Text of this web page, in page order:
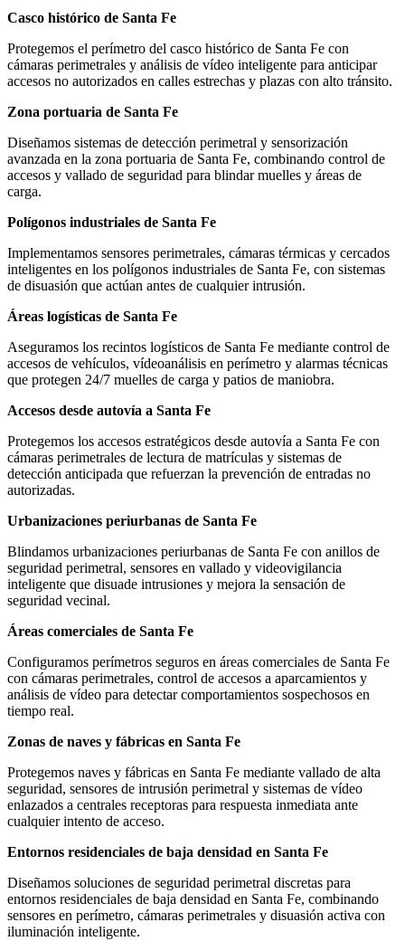
Casco histórico de Santa Fe
Protegemos el perímetro del casco histórico de Santa Fe con
cámaras perimetrales y análisis de vídeo inteligente para anticipar
accesos no autorizados en calles estrechas y plazas con alto tránsito.
Zona portuaria de Santa Fe
Diseñamos sistemas de detección perimetral y sensorización
avanzada en la zona portuaria de Santa Fe, combinando control de
accesos y vallado de seguridad para blindar muelles y áreas de
carga.
Polígonos industriales de Santa Fe
Implementamos sensores perimetrales, cámaras térmicas y cercados
inteligentes en los polígonos industriales de Santa Fe, con sistemas
de disuasión que actúan antes de cualquier intrusión.
Áreas logísticas de Santa Fe
Aseguramos los recintos logísticos de Santa Fe mediante control de
accesos de vehículos, vídeoanálisis en perímetro y alarmas técnicas
que protegen 24/7 muelles de carga y patios de maniobra.
Accesos desde autovía a Santa Fe
Protegemos los accesos estratégicos desde autovía a Santa Fe con
cámaras perimetrales de lectura de matrículas y sistemas de
detección anticipada que refuerzan la prevención de entradas no
autorizadas.
Urbanizaciones periurbanas de Santa Fe
Blindamos urbanizaciones periurbanas de Santa Fe con anillos de
seguridad perimetral, sensores en vallado y videovigilancia
inteligente que disuade intrusiones y mejora la sensación de
seguridad vecinal.
Áreas comerciales de Santa Fe
Configuramos perímetros seguros en áreas comerciales de Santa Fe
con cámaras perimetrales, control de accesos a aparcamientos y
análisis de vídeo para detectar comportamientos sospechosos en
tiempo real.
Zonas de naves y fábricas en Santa Fe
Protegemos naves y fábricas en Santa Fe mediante vallado de alta
seguridad, sensores de intrusión perimetral y sistemas de vídeo
enlazados a centrales receptoras para respuesta inmediata ante
cualquier intento de acceso.
Entornos residenciales de baja densidad en Santa Fe
Diseñamos soluciones de seguridad perimetral discretas para
entornos residenciales de baja densidad en Santa Fe, combinando
sensores en perímetro, cámaras perimetrales y disuasión activa con
iluminación inteligente.